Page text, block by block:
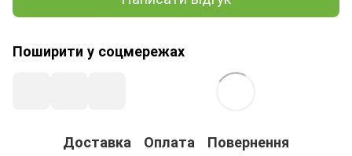
Поширити у соцмережах
Доставка Оплата Повернення